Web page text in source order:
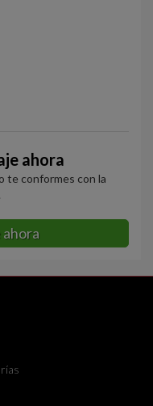
ahora
te conformes con la
ahora